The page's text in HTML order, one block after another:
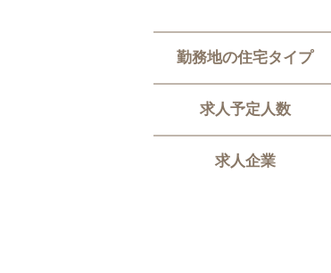
勤務地の住宅タイプ
求人予定人数
求人企業